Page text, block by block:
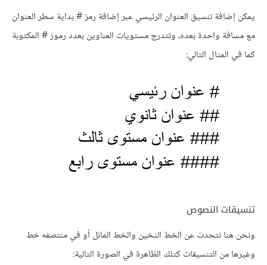
يمكن إضافة تنسيق العنوان الرئيسي عبر إضافة رمز # بداية سطر العنوان
مع مسافة واحدة بعده، وتتدرج مستويات العناوين بعدد رموز # المكتوبة
كما في المثال التالي:
تنسيقات النصوص
ونحن هنا نتحدث عن الخط الثخين والخط المائل أو في منتصفه خط
وغيرها من التنسيقات كتلك الظاهرة في الصورة التالية: